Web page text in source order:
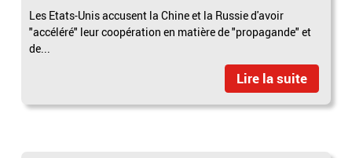
Les Etats-Unis accusent la Chine et la Russie d'avoir
"accéléré" leur coopération en matière de "propagande" et
de...
Lire la suite